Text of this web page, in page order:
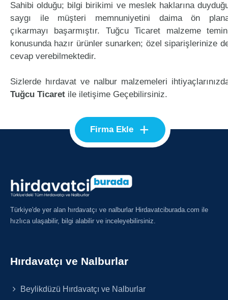
Sahibi olduğu; bilgi birikimi ve meslek haklarına
saygı ile müşteri memnuniyetini daima ön
çıkarmayı başarmıştır. Tuğcu Ticaret malzeme
konusunda hazır ürünler sunarken; özel siparişlerinize
cevap verebilmektedir.
Sizlerde hırdavat ve nalbur malzemeleri
Tuğcu Ticaret ile iletişime Geçebilirsiniz.
Firma Ekle +
Türkiye'de yer alan hırdavatçı ve nalburlar Hirdavatciburada.com ile
hızlıca ulaşabilir, bilgi alabilir ve inceleyebilirsiniz.
Hırdavatçı ve Nalburlar
Beylikdüzü Hırdavatçı ve Nalburlar